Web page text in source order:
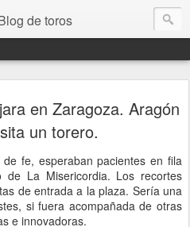
de toros
en Zaragoza. Aragón
un torero.
fe, esperaban pacientes en fila
La Misericordia. Los recortes
de entrada a la plaza. Sería una
si fuera acompañada de otras
e innovadoras.